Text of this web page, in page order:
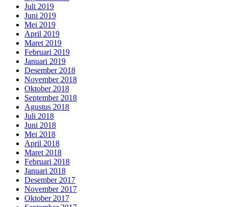
Juli 2019
Juni 2019
Mei 2019
April 2019
Maret 2019
Februari 2019
Januari 2019
Desember 2018
November 2018
Oktober 2018
September 2018
Agustus 2018
Juli 2018
Juni 2018
Mei 2018
April 2018
Maret 2018
Februari 2018
Januari 2018
Desember 2017
November 2017
Oktober 2017